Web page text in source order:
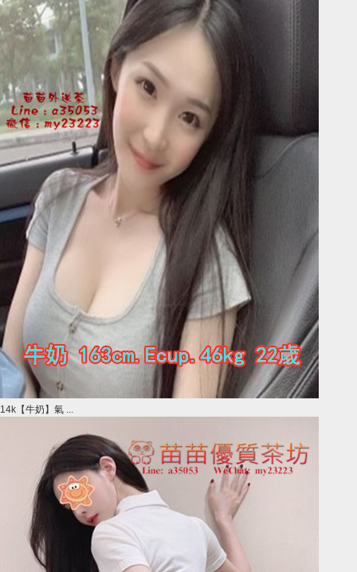
14k【牛奶】氣 ...